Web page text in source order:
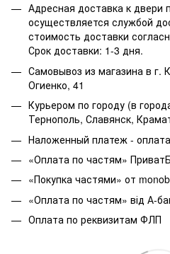
Адресная доставка к двери
осуществляется службой
стоимость доставки
Срок доставки: 1-3 дня.
Самовывоз из магазина в г.
Огиенко, 41
Курьером по городу (в
Тернополь, Славянск,
Наложенный платеж -
«Оплата по частям»
«Покупка частями» от
«Оплата по частям» від А-
Оплата по реквизитам ФЛП